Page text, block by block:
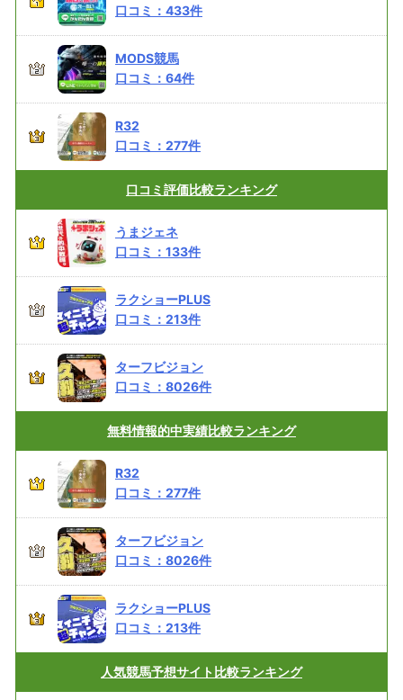
口コミ： 433件
MODS競馬
口コミ： 64件
R32
口コミ： 277件
口コミ評価比較ランキング
うまジェネ
口コミ： 133件
ラクショーPLUS
口コミ： 213件
ターフビジョン
口コミ： 8026件
無料情報的中実績比較ランキング
R32
口コミ： 277件
ターフビジョン
口コミ： 8026件
ラクショーPLUS
口コミ： 213件
人気競馬予想サイト 比較ランキング